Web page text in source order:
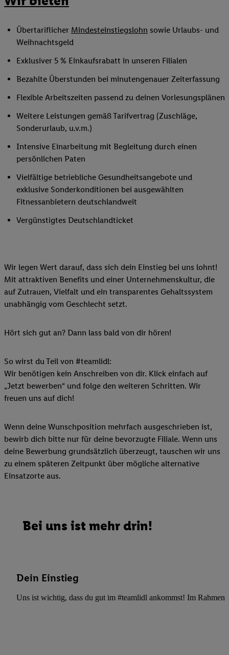
Übertariflicher Mindesteinstiegslohn sowie Urlaubs- und
Weihnachtsgeld
Exklusiver 5 % Einkaufsrabatt in unseren Filialen
Bezahlte Überstunden bei minutengenauer Zeiterfassung
Flexible Arbeitszeiten passend zu deinen Vorlesungsplänen
Weitere Leistungen gemäß Tarifvertrag (Zuschläge,
Sonderurlaub, u.v.m.)
Intensive Einarbeitung mit Begleitung durch einen
persönlichen Paten
Vielfältige betriebliche Gesundheitsangebote und
exklusive Sonderkonditionen bei ausgewählten
Fitnessanbietern deutschlandweit
Vergünstigtes Deutschlandticket
Wir legen Wert darauf, dass sich dein Einstieg bei uns lohnt!
Mit attraktiven Benefits und einer Unternehmenskultur, die
auf Zutrauen, Vielfalt und ein transparentes Gehaltssystem
unabhängig vom Geschlecht setzt.
Hört sich gut an? Dann lass bald von dir hören!
So wirst du Teil von #teamlidl:
Wir benötigen kein Anschreiben von dir. Klick einfach auf
„Jetzt bewerben“ und folge den weiteren Schritten. Wir
freuen uns auf dich!
Wenn deine Wunschposition mehrfach ausgeschrieben ist,
bewirb dich bitte nur für deine bevorzugte Filiale. Wenn uns
deine Bewerbung grundsätzlich überzeugt, tauschen wir uns
zu einem späteren Zeitpunkt über mögliche alternative
Einsatzorte aus.
Bei uns ist mehr drin!
Dein Einstieg
Uns ist wichtig, dass du gut im #teamlidl ankommst! Im Rahmen